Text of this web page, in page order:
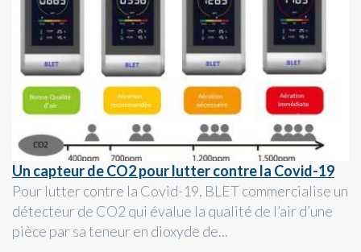
Un capteur de CO2 pour lutter contre la Covid-19
Pour lutter contre la Covid-19, BLET commercialise un
détecteur de CO2 qui évalue la qualité de l’air d’une
pièce par sa teneur en dioxyde de...